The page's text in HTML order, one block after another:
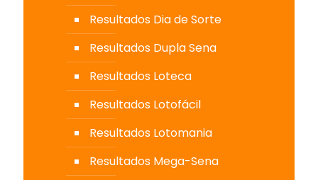
Resultados Dia de Sorte
Resultados Dupla Sena
Resultados Loteca
Resultados Lotofácil
Resultados Lotomania
Resultados Mega-Sena